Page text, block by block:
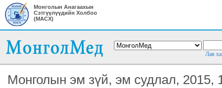
Монголын Анагаахын
Сэтгүүлүүдийн Холбоо
(МАСХ)
Лав
Монголын эм зүй, эм судлал, 2015,